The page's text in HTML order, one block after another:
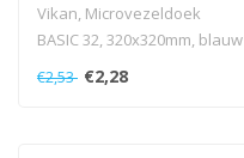
Vikan, Microvezeldoek
BASIC 32, 320x320mm, blauw
€2,53 €2,28